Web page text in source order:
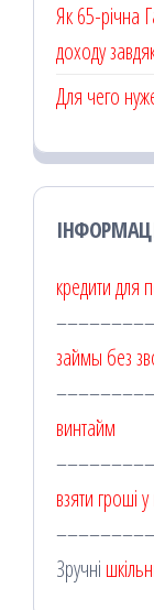
Як 65-річна
доходу
Для чего
кредити для
займы без
винтайм
взяти гроші
Зручні